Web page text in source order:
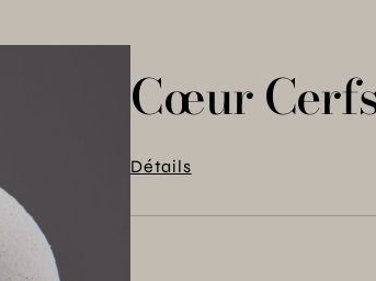
Cœur
Détails